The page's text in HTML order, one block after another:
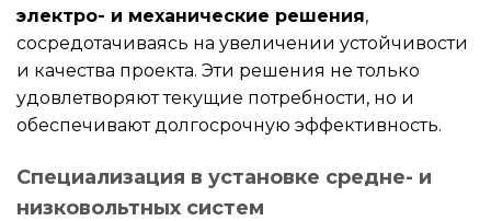
электро- и механические решения,
сосредотачиваясь на увеличении устойчивости
и качества проекта. Эти решения не только
удовлетворяют текущие потребности, но и
обеспечивают долгосрочную эффективность.
Специализация в установке средне- и
низковольтных систем